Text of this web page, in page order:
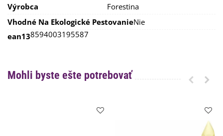
Výrobca
Forestina
Vhodné Na Ekologické PestovanieNie
ean138594003195587
Mohli byste ešte potrebovať